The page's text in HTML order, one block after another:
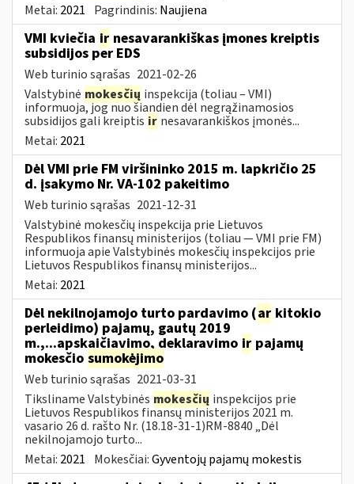
Metai: 2021 Pagrindinis: Naujiena
VMI kviečia ir nesavarankiškas įmones kreiptis
subsidijos per EDS
Web turinio sąrašas 2021-02-26
Valstybinė mokesčių inspekcija (toliau – VMI)
informuoja, jog nuo šiandien dėl negrąžinamosios
subsidijos gali kreiptis ir nesavarankiškos įmonės...
Metai: 2021
Dėl VMI prie FM viršininko 2015 m. lapkričio 25
d. įsakymo Nr. VA-102 pakeitimo
Web turinio sąrašas 2021-12-31
Valstybinė mokesčių inspekcija prie Lietuvos
Respublikos finansų ministerijos (toliau ― VMI prie FM)
informuoja apie Valstybinės mokesčių inspekcijos prie
Lietuvos Respublikos finansų ministerijos...
Metai: 2021
Dėl nekilnojamojo turto pardavimo (ar kitokio
perleidimo) pajamų, gautų 2019
m.,...apskaičiavimo, deklaravimo ir pajamų
mokesčio sumokėjimo
Web turinio sąrašas 2021-03-31
Tiksliname Valstybinės mokesčių inspekcijos prie
Lietuvos Respublikos finansų ministerijos 2021 m.
vasario 26 d. rašto Nr. (18.18-31-1)RM-8840 „Dėl
nekilnojamojo turto...
Metai: 2021 Mokesčiai:Gyventojų pajamų mokestis